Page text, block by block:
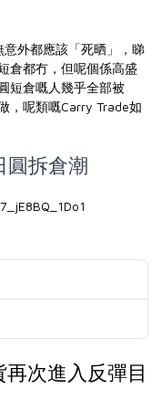
外都應該「死晒」，睇
倉都冇，但呢個係高盛
短倉嘅人幾乎全部被
，呢類嘅Carry Trade如
圓拆倉潮
再次進入反彈目